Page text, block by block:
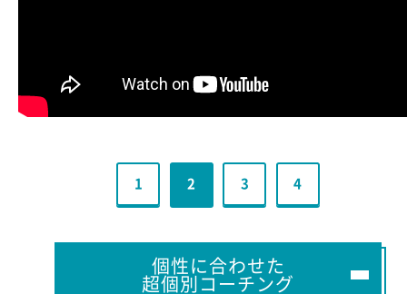
1 2 3 4
個性に合わせた
超個別コーチング